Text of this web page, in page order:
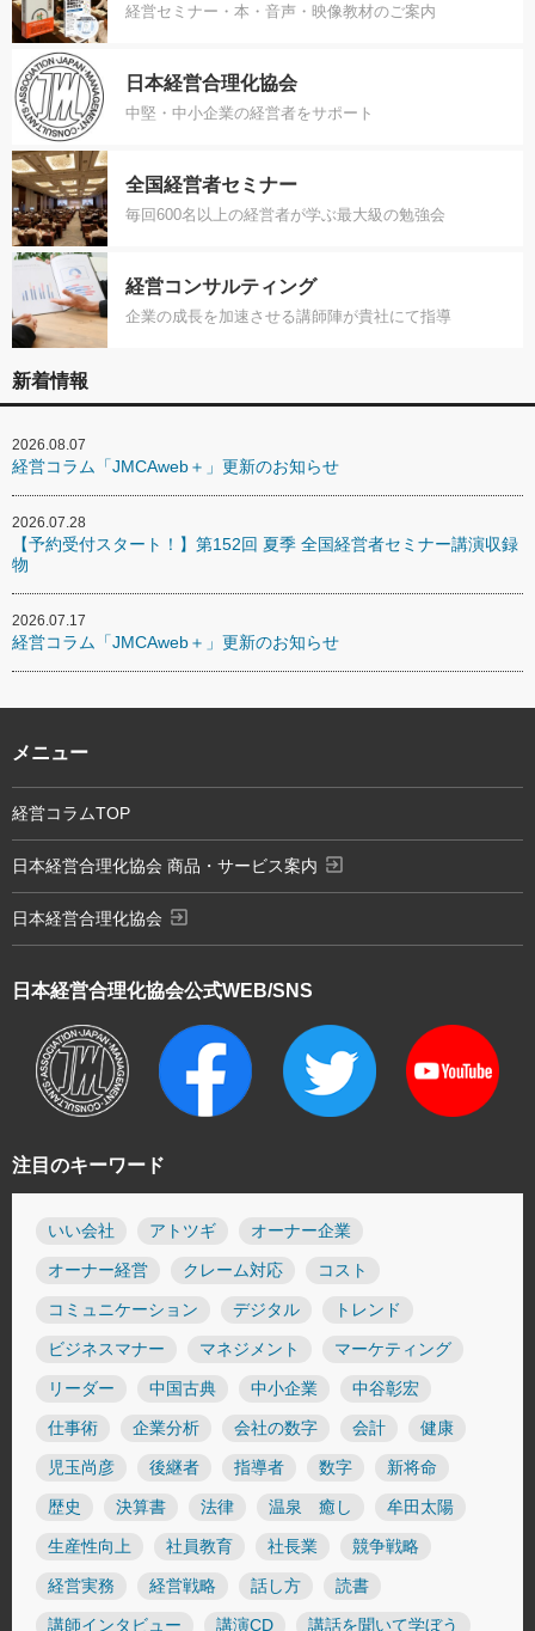
経営セミナー・本・音声・映像教材のご案内
日本経営合理化協会
中堅・中小企業の経営者をサポート
全国経営者セミナー
毎回600名以上の経営者が学ぶ最大級の勉強会
経営コンサルティング
企業の成長を加速させる講師陣が貴社にて指導
新着情報
2026.08.07
経営コラム「JMCAweb＋」更新のお知らせ
2026.07.28
【予約受付スタート！】第152回 夏季 全国経営者セミナー講演収録
物
2026.07.17
経営コラム「JMCAweb＋」更新のお知らせ
注目のキーワード
いい会社 アトツギ オーナー企業
オーナー経営 クレーム対応 コスト
コミュニケーション デジタル トレンド
ビジネスマナー マネジメント マーケティング
リーダー 中国古典 中小企業 中谷彰宏
仕事術 企業分析 会社の数字 会計 健康
児玉尚彦 後継者 指導者 数字 新将命
歴史 決算書 法律 温泉 癒し 牟田太陽
生産性向上 社員教育 社長業 競争戦略
経営実務 経営戦略 話し方 読書
講師インタビュー 講演CD 講話を聞いて学ぼう
日本経営合理化協会公式WEB/SNS
メニュー
経営コラムTOP
日本経営合理化協会 商品・サービス案内 exit_to_app
日本経営合理化協会 exit_to_app